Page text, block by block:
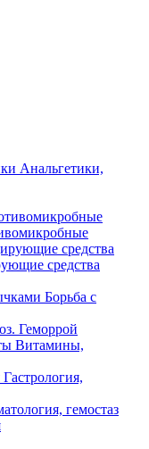
Анальгетики,
средства
Борьба с
Геморрой
Витамины,
Гастрология,
гемостаз